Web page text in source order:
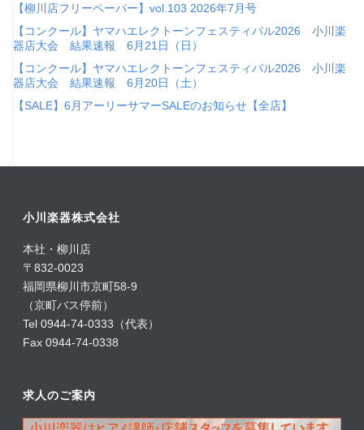
【柳川店フリーペーパー】vol.103 2026年7月号
【コンクール】ヤマハエレクトーンフェスティバル2026 小川楽
器店大会 結果速報 6月21日（日）
【コンクール】ヤマハエレクトーンフェスティバル2026 小川楽
器店大会 結果速報 6月20日（土）
【SALE】6月アーリーサマーSALEのお知らせ【全店】
小川楽器株式会社
本社・柳川店
〒832-0023
福岡県柳川市京町58-9
（京町バス停前）
Tel 0944-74-0333（代表）
Fax 0944-74-0338
求人のご案内